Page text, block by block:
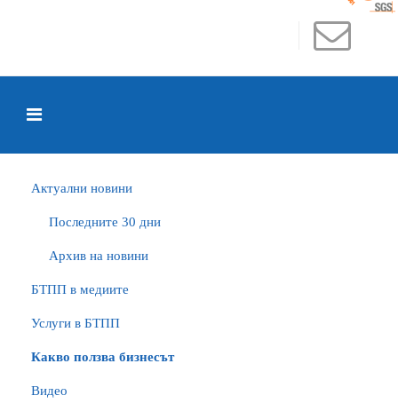
Актуални новини
Последните 30 дни
Архив на новини
БTПП в медиите
Услуги в БТПП
Какво ползва бизнесът
Видео